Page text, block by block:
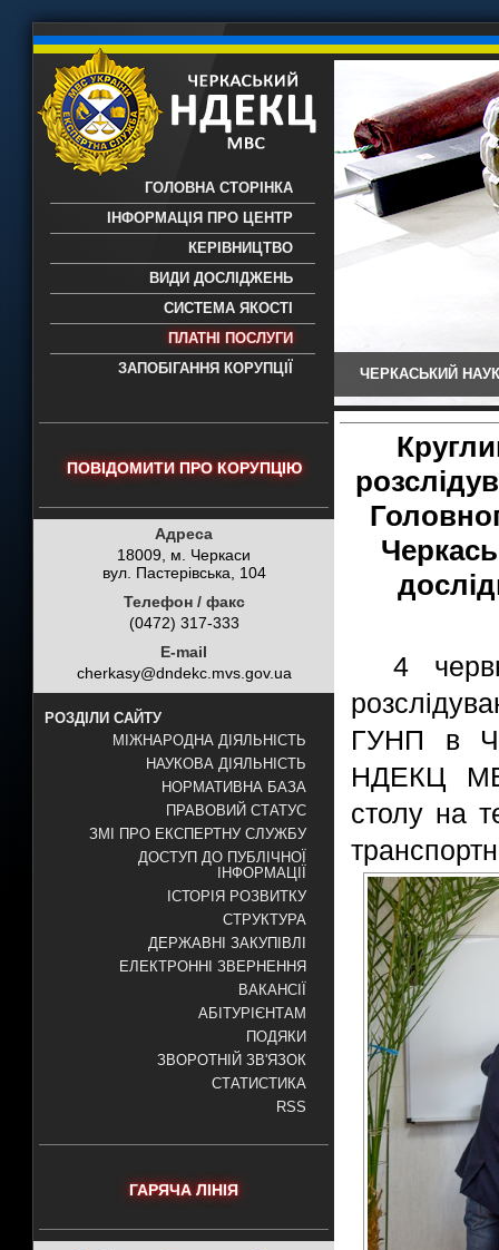
науково-дослідний експертно-
- проведення всих видів судових
експертиз
ГОЛОВНА СТОРІНКА
ІНФОРМАЦІЯ ПРО ЦЕНТР
КЕРІВНИЦТВО
ВИДИ ДОСЛІДЖЕНЬ
СИСТЕМА ЯКОСТІ
ПЛАТНІ ПОСЛУГИ
ЗАПОБІГАННЯ КОРУПЦІЇ
ЧЕРКАСЬКИЙ
ПОВІДОМИТИ ПРО КОРУПЦІЮ
Адреса
18009, м. Черкаси
вул. Пастерівська, 104
Телефон / факс
(0472) 317-333
E-mail
cherkasy@dndekc.mvs.gov.ua
РОЗДІЛИ САЙТУ
МІЖНАРОДНА ДІЯЛЬНІСТЬ
НАУКОВА ДІЯЛЬНІСТЬ
НОРМАТИВНА БАЗА
ПРАВОВИЙ СТАТУС
ЗМІ ПРО ЕКСПЕРТНУ СЛУЖБУ
ДОСТУП ДО ПУБЛІЧНОЇ
ІНФОРМАЦІЇ
ІСТОРІЯ РОЗВИТКУ
СТРУКТУРА
ДЕРЖАВНІ ЗАКУПІВЛІ
ЕЛЕКТРОННІ ЗВЕРНЕННЯ
ВАКАНСІЇ
АБІТУРІЄНТАМ
ПОДЯКИ
ЗВОРОТНІЙ ЗВ'ЯЗОК
СТАТИСТИКА
RSS
ГАРЯЧА ЛІНІЯ
4
ГУНП в
НДЕКЦ
столу на